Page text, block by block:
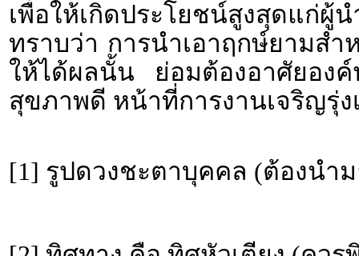
เพื่อให้เกิดประโยชน์สูงสุดแก่
ทราบว่า การนำเอาฤกษ์ยามสำ
ให้ได้ผลนั้น ย่อมต้องอาศัยอง
สุขภาพดี หน้าที่การงานเจริญรุ่ง
[1] รูปดวงชะตาบุคคล (ต้องนำ